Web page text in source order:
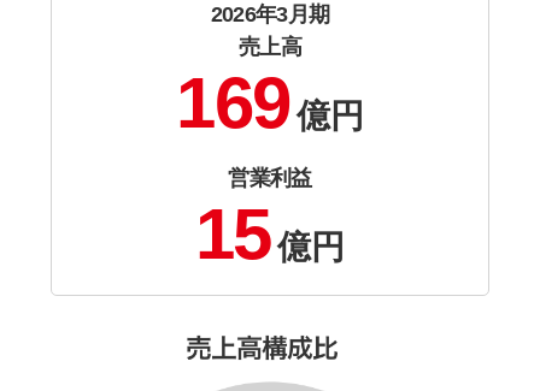
2026年3月期
売上高
169億円
営業利益
15億円